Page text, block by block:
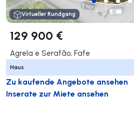
Virtueller Rundgang
129 900 €
Agrela e Serafão, Fafe
Haus
Zu kaufende Angebote ansehen
Inserate zur Miete ansehen